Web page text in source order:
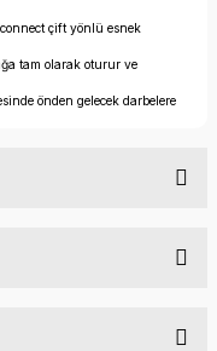
çift yönlü esnek
tam olarak oturur ve
önden gelecek darbelere